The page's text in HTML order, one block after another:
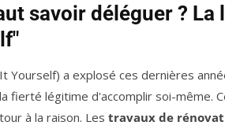
savoir déléguer ? La
Yourself) a explosé ces dernières
fierté légitime d'accomplir soi-même.
à la raison. Les travaux de